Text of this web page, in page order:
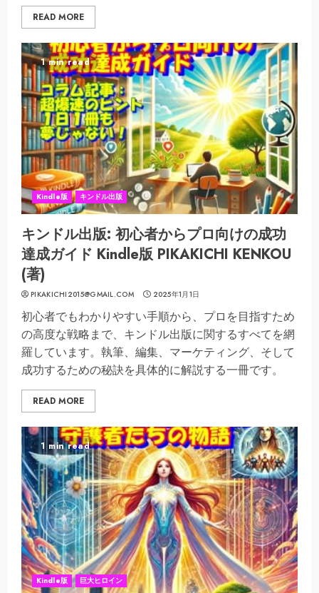
READ MORE
1 min read
Kindle版 キンドル出版
キンドル出版: 初心者からプロ向けの成功
達成ガイド Kindle版 PIKAKICHI KENKOU
(著)
PIKAKICHI2015@GMAIL.COM 2025年1月1日
初心者でもわかりやすい手順から、プロを目指すため
の高度な戦略まで、キンドル出版に関するすべてを網
羅しています。執筆、編集、マーケティング、そして
成功するための秘訣を具体的に解説する一冊です。
READ MORE
1 min read
Kindle版 巨大ヒロイン